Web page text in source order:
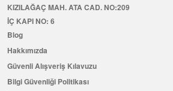
KIZILAĞAÇ MAH. ATA CAD. NO:209
İÇ KAPI NO: 6
Blog
Hakkımızda
Güvenli Alışveriş Kılavuzu
Bilgi Güvenliği Politikası